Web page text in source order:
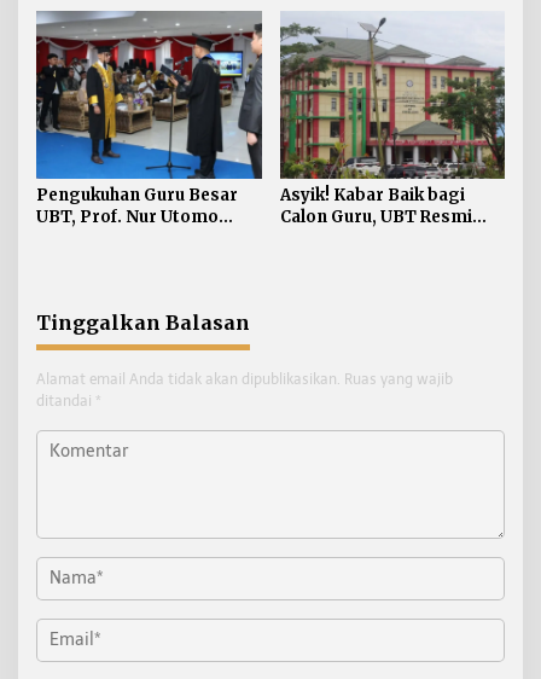
Sertifikat Pendidik
Gender dan Kearifan Lokal
Menguat di Kaltara
Pengukuhan Guru Besar
UBT, Prof. Nur Utomo
Asyik! Kabar Baik bagi
Calon Guru, UBT Resmi
Tinggalkan Balasan
Alamat email Anda tidak akan dipublikasikan. Ruas yang wajib
ditandai *